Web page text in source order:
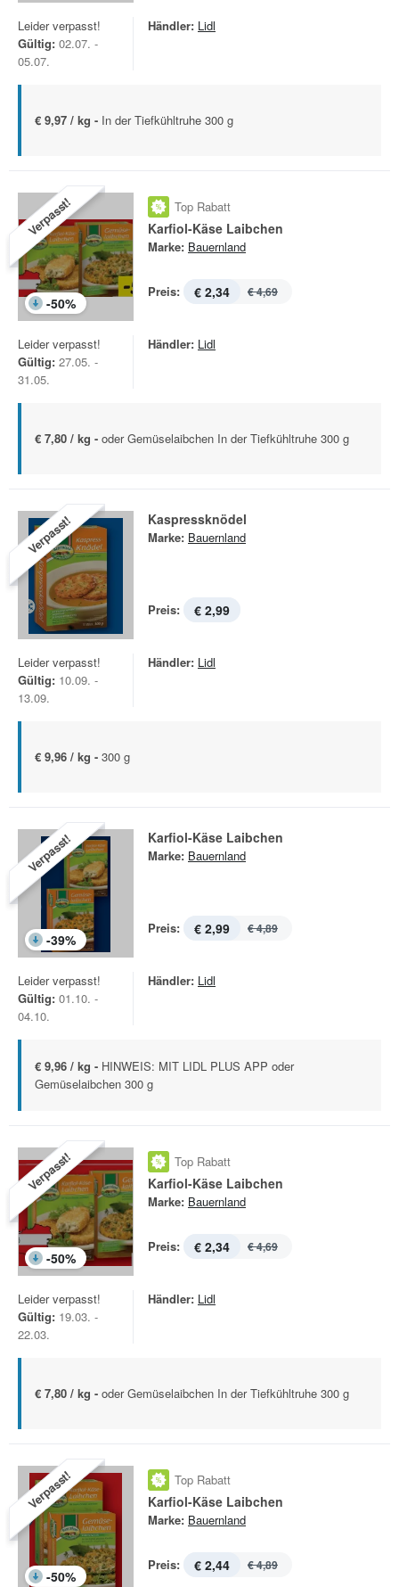
Leider verpasst!
Gültig: 02.07. -
05.07.
Händler: Lidl
€ 9,97 / kg - In der Tiefkühltruhe 300 g
Verpasst!
-50%
Top Rabatt
Karfiol-Käse Laibchen
Marke: Bauernland
Preis: € 2,34 € 4,69
Leider verpasst!
Gültig: 27.05. -
31.05.
Händler: Lidl
€ 7,80 / kg - oder Gemüselaibchen In der Tiefkühltruhe 300 g
Verpasst! Kaspressknödel
Marke: Bauernland
Preis: € 2,99
Leider verpasst!
Gültig: 10.09. -
13.09.
Händler: Lidl
€ 9,96 / kg - 300 g
Verpasst!
-39%
Karfiol-Käse Laibchen
Marke: Bauernland
Preis: € 2,99 € 4,89
Leider verpasst!
Gültig: 01.10. -
04.10.
Händler: Lidl
€ 9,96 / kg - HINWEIS: MIT LIDL PLUS APP oder
Gemüselaibchen 300 g
Verpasst!
-50%
Top Rabatt
Karfiol-Käse Laibchen
Marke: Bauernland
Preis: € 2,34 € 4,69
Leider verpasst!
Gültig: 19.03. -
22.03.
Händler: Lidl
€ 7,80 / kg - oder Gemüselaibchen In der Tiefkühltruhe 300 g
Verpasst!
-50%
Top Rabatt
Karfiol-Käse Laibchen
Marke: Bauernland
Preis: € 2,44 € 4,89